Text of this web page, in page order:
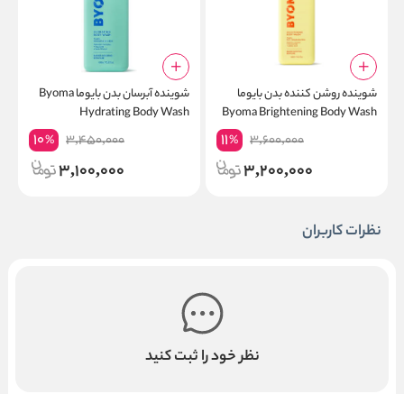
شوینده روشن کننده بدن بایوما
Byoma Brightening Body Wash
3,600,000
11%
3,200,000
شوینده آبرسان بدن بایوما Byoma
Hydrating Body Wash
3,450,000
10%
3,100,000
نظرات کاربران
نظر خود را ثبت کنید